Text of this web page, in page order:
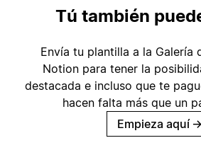
Tú también
Envía tu plantilla a la Galería
Notion para tener la
destacada e incluso que te
hacen falta más que un
Empieza aquí →